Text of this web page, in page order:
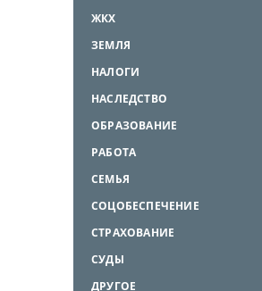
ЖКХ
ЗЕМЛЯ
НАЛОГИ
НАСЛЕДСТВО
ОБРАЗОВАНИЕ
РАБОТА
СЕМЬЯ
СОЦОБЕСПЕЧЕНИЕ
СТРАХОВАНИЕ
СУДЫ
ДРУГОЕ